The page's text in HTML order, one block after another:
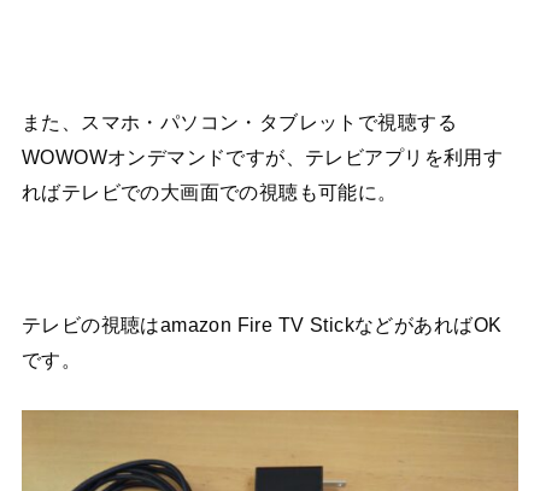
また、スマホ・パソコン・タブレットで視聴する
WOWOWオンデマンドですが、テレビアプリを利用す
ればテレビでの大画面での視聴も可能に。
テレビの視聴はamazon Fire TV StickなどがあればOK
です。